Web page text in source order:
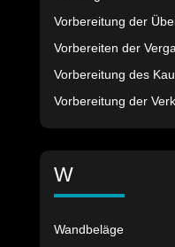
Vorbereitung der
Vorbereiten der
Vorbereitung des
Vorbereitung der
W
Wandbeläge